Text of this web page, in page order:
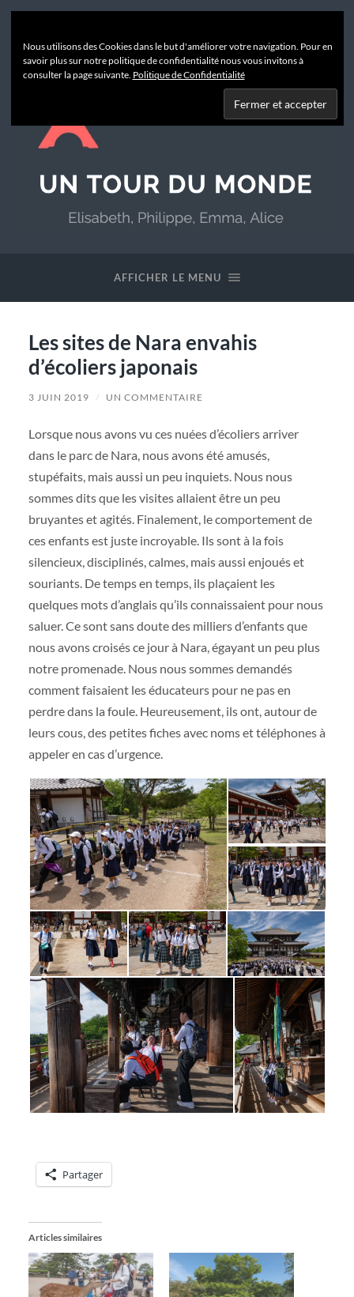
AFFICHER LE MENU
Les sites de Nara envahis
d’écoliers japonais
3 JUIN 2019 / UN COMMENTAIRE
Lorsque nous avons vu ces nuées d’écoliers arriver
dans le parc de Nara, nous avons été amusés,
stupéfaits, mais aussi un peu inquiets. Nous nous
sommes dits que les visites allaient être un peu
bruyantes et agités. Finalement, le comportement de
ces enfants est juste incroyable. Ils sont à la fois
silencieux, disciplinés, calmes, mais aussi enjoués et
souriants. De temps en temps, ils plaçaient les
quelques mots d’anglais qu’ils connaissaient pour nous
saluer. Ce sont sans doute des milliers d’enfants que
nous avons croisés ce jour à Nara, égayant un peu plus
notre promenade. Nous nous sommes demandés
comment faisaient les éducateurs pour ne pas en
perdre dans la foule. Heureusement, ils ont, autour de
leurs cous, des petites fiches avec noms et téléphones à
appeler en cas d’urgence.
Partager
Articles similaires
Nous utilisons des Cookies dans le but d'améliorer votre navigation. Pour en
savoir plus sur notre politique de confidentialité nous vous invitons à
consulter la page suivante. Politique de Confidentialité